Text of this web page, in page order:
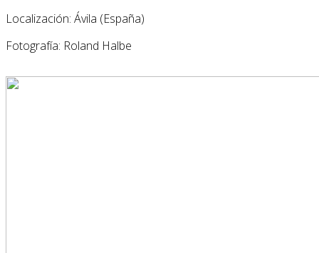
Localización: Ávila (España)
Fotografía: Roland Halbe